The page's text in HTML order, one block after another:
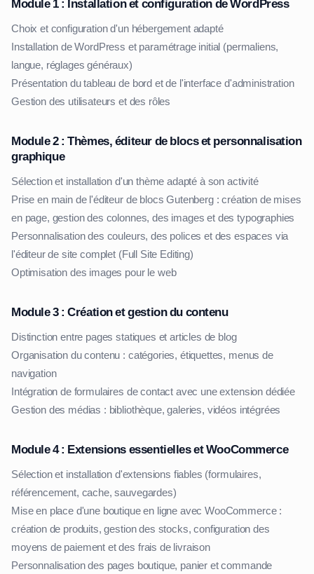
Module 1 : Installation et configuration de WordPress
Choix et configuration d'un hébergement adapté
Installation de WordPress et paramétrage initial (permaliens,
langue, réglages généraux)
Présentation du tableau de bord et de l'interface d'administration
Gestion des utilisateurs et des rôles
Module 2 : Thèmes, éditeur de blocs et personnalisation
graphique
Sélection et installation d'un thème adapté à son activité
Prise en main de l'éditeur de blocs Gutenberg : création de mises
en page, gestion des colonnes, des images et des typographies
Personnalisation des couleurs, des polices et des espaces via
l'éditeur de site complet (Full Site Editing)
Optimisation des images pour le web
Module 3 : Création et gestion du contenu
Distinction entre pages statiques et articles de blog
Organisation du contenu : catégories, étiquettes, menus de
navigation
Intégration de formulaires de contact avec une extension dédiée
Gestion des médias : bibliothèque, galeries, vidéos intégrées
Module 4 : Extensions essentielles et WooCommerce
Sélection et installation d'extensions fiables (formulaires,
référencement, cache, sauvegardes)
Mise en place d'une boutique en ligne avec WooCommerce :
création de produits, gestion des stocks, configuration des
moyens de paiement et des frais de livraison
Personnalisation des pages boutique, panier et commande